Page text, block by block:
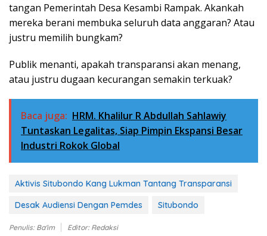
tangan Pemerintah Desa Kesambi Rampak. Akankah
mereka berani membuka seluruh data anggaran? Atau
justru memilih bungkam?
Publik menanti, apakah transparansi akan menang,
atau justru dugaan kecurangan semakin terkuak?
Baca juga: HRM. Khalilur R Abdullah Sahlawiy
Tuntaskan Legalitas, Siap Pimpin Ekspansi Besar
Industri Rokok Global
Aktivis Situbondo Kang Lukman Tantang Transparansi
Desak Audiensi Dengan Pemdes
Situbondo
Penulis: Ba'im Editor: Redaksi